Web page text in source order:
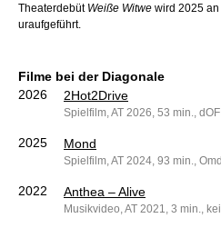
Theaterdebüt Weiße Witwe wird 2025
uraufgeführt.
Filme bei der Diagonale
2026
2Hot2Drive
Spielfilm, AT 2026, 53 min., dOF
2025 Mond
Spielfilm, AT 2024, 93 min.,
2022 Anthea – Alive
Musikvideo, AT 2021, 3 min.,